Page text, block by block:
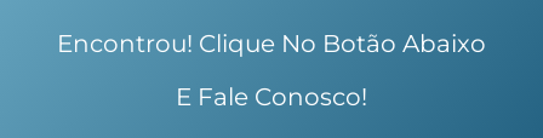
Encontrou! Clique No Botão Abaixo
E Fale Conosco!